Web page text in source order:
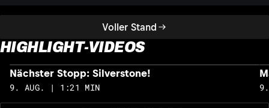
Voller Stand
HIGHLIGHT-VIDEOS
Nächster Stopp: Silverstone!
9. AUG. | 1:21 MIN